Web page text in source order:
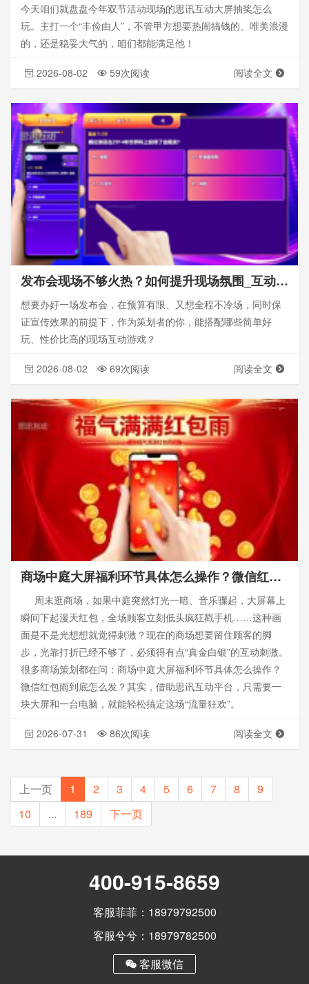
今天咱们就盘盘今年双节活动现场的思讯互动大屏抽奖怎么
玩。主打一个“丰俭由人”，不管甲方想要热闹搞钱的、唯美浪漫
的，还是稳妥大气的，咱们都能满足他！
2026-08-02 59次阅读 阅读全文
发布会现场不够火热？如何提升现场氛围_互动游戏_大屏互动
想要办好一场发布会，在预算有限、又想全程不冷场，同时保
证宣传效果的前提下，作为策划者的你，能搭配哪些简单好
玩、性价比高的现场互动游戏？
2026-08-02 69次阅读 阅读全文
商场中庭大屏福利环节具体怎么操作？微信红包雨怎么发——思讯互动
周末逛商场，如果中庭突然灯光一暗、音乐骤起，大屏幕上
瞬间下起漫天红包，全场顾客立刻低头疯狂戳手机……这种画
面是不是光想想就觉得刺激？现在的商场想要留住顾客的脚
步，光靠打折已经不够了，必须得有点“真金白银”的互动刺激。
很多商场策划都在问：商场中庭大屏福利环节具体怎么操作？
微信红包雨到底怎么发？其实，借助思讯互动平台，只需要一
块大屏和一台电脑，就能轻松搞定这场“流量狂欢”。
2026-07-31 86次阅读 阅读全文
上一页 1 2 3 4 5 6 7 8
9
10
... 189 下一页
400-915-8659
客服菲菲：18979792500
客服兮兮：18979782500
客服微信